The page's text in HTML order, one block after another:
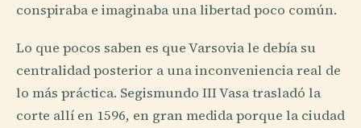
conspiraba e imaginaba una libertad poco común.
Lo que pocos saben es que Varsovia le debía su
centralidad posterior a una inconveniencia real de
lo más práctica. Segismundo III Vasa trasladó la
corte allí en 1596, en gran medida porque la ciudad